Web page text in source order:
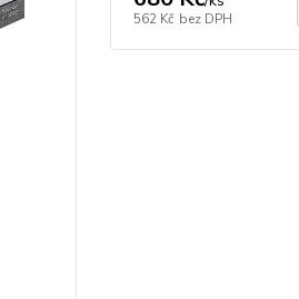
562 Kč bez DPH